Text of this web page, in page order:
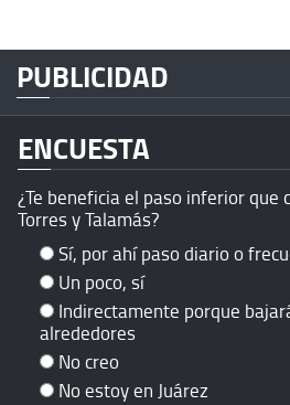
PUBLICIDAD
ENCUESTA
¿Te beneficia el paso inferior que
Torres y Talamás?
Sí, por ahí paso diario o
Un poco, sí
Indirectamente porque
alrededores
No creo
No estoy en Juárez